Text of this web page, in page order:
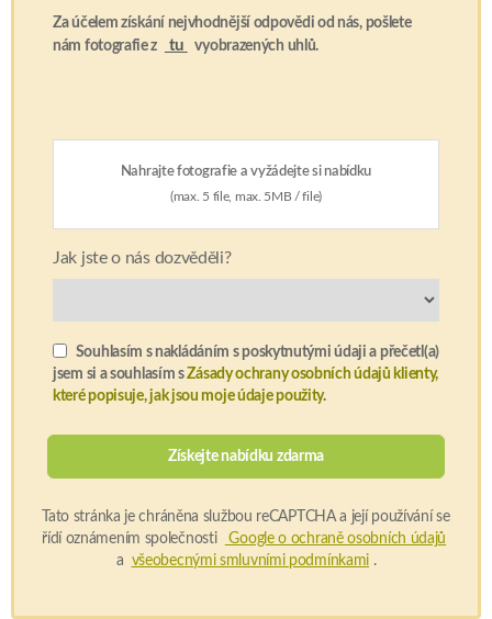
Za účelem získání nejvhodnější odpovědi od nás, pošlete
nám fotografie z
tu vyobrazených uhlů.
Nahrajte fotografie a vyžádejte si nabídku
(max. 5 file, max. 5MB / file)
Jak jste o nás dozvěděli?
Souhlasím s nakládáním s poskytnutými údaji a přečetl(a)
jsem si a souhlasím sZásady ochrany osobních údajů klienty,
které popisuje, jak jsou moje údaje použity.
Tato stránka je chráněna službou reCAPTCHA a její používání se
řídí oznámením společnosti
Google o ochraně osobních údajů
a všeobecnými smluvními podmínkami .